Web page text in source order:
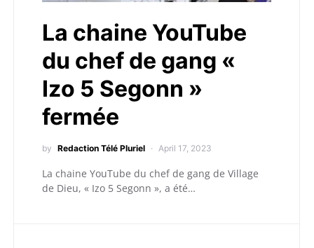
La chaine YouTube
du chef de gang «
Izo 5 Segonn »
fermée
by Redaction Télé Pluriel April 17, 2023
La chaine YouTube du chef de gang de Village
de Dieu, « Izo 5 Segonn », a été…